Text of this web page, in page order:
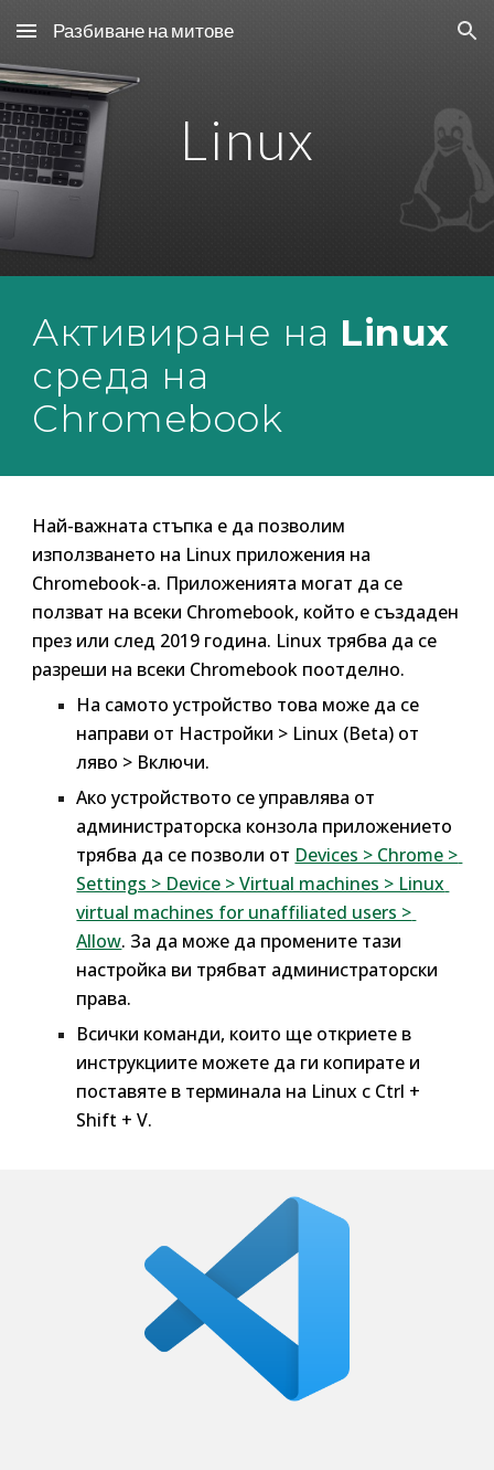
Skip to main content Skip to navigation
Разбиване на митове
Linux
Активиране на
среда на
Chromebook
Най-важната стъпка е да позволим
използването на Linux приложения на
Chromebook-a. Приложенията могат да се
ползват на всеки Chromebook, който е създаден
през или след 2019 година. Linux трябва да се
разреши на всеки Chromebook поотделно.
На самото устройство това може да се
направи от Настройки > Linux (Beta) от
ляво > Включи.
Ако устройството се управлява от
администраторска конзола приложението
трябва да се позволи от Devices > Chrome >
Settings > Device > Virtual machines > Linux
virtual machines for unaffiliated users >
Allow. За да може да промените тази
настройка ви трябват администраторски
права.
Всички команди, които ще откриете в
инструкциите можете да ги копирате
поставяте в терминала на Linux с Ctrl +
Shift + V.